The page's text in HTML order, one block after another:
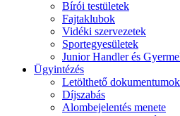
Bírói testületek
Fajtaklubok
Vidéki szervezetek
Sportegyesületek
Junior Handler és
Ügyintézés
Letölthető dokumentumok
Díjszabás
Alombejelentés menete